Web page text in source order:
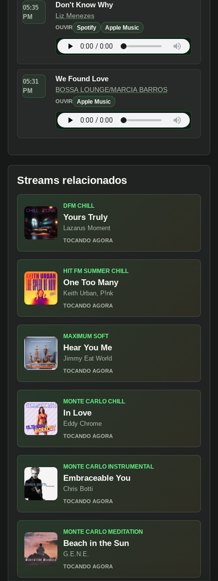
05:35
PM
Don't Know Why
Liz Menezes
OUVIR Spotify Apple Music
05:31
PM
We Found Love
BOSSA LOUNGE/MARCIA BARROS
OUVIR Apple Music
Streams relacionados
DFM CHILL
Yours Truly
Lazarus Moment
TOCANDO AGORA
HIT FM SUMMER CHILL
One Too Many
Keith Urban, P!nk
TOCANDO AGORA
MAXIMUM SOFT
Hear You Me
Jimmy Eat World
TOCANDO AGORA
MONTE CARLO CHILL
In Love
Eddy Chrome
TOCANDO AGORA
MONTE CARLO INSTRUMENTAL
Embraceable You
Chris Botti
TOCANDO AGORA
MONTE CARLO MEDITATION
Beach in the Sun
G.E.N.E.
TOCANDO AGORA